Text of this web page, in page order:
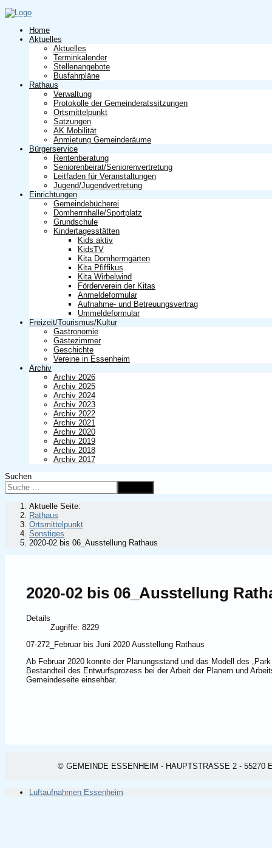
Home
Aktuelles
Aktuelles
Terminkalender
Stellenangebote
Busfahrpläne
Rathaus
Verwaltung
Protokolle der Gemeinderatssitzungen
Ortsmittelpunkt
Satzungen
AK Mobilität
Anmietung Gemeinderäume
Bürgerservice
Rentenberatung
Seniorenbeirat/Seniorenvertretung
Leitfaden für Veranstaltungen
Jugend/Jugendvertretung
Einrichtungen
Gemeindebücherei
Domherrnhalle/Sportplatz
Grundschule
Kindertagesstätten
Kids aktiv
KidsTV
Kita Domherrngärten
Kita Pfiffikus
Kita Wirbelwind
Förderverein der Kitas
Anmeldeformular
Aufnahme- und Betreuungsvertrag
Ummeldeformular
Freizeit/Tourismus/Kultur
Gastronomie
Gästezimmer
Geschichte
Vereine in Essenheim
Archiv
Archiv 2026
Archiv 2025
Archiv 2024
Archiv 2023
Archiv 2022
Archiv 2021
Archiv 2020
Archiv 2019
Archiv 2018
Archiv 2017
Suchen
Aktuelle Seite:
Rathaus
Ortsmittelpunkt
Sonstiges
2020-02 bis 06_Ausstellung Rathaus
2020-02 bis 06_Ausstellung
Details
Zugriffe: 8229
07-272_Februar bis Juni 2020 Ausstellung Rathaus
Ab Februar 2020 konnte der Planungsstand und das Modell des
Bestandteil des Entwurfsprozess bei der Arbeit der Planern und
Gemeindeseite einsehbar.
© GEMEINDE ESSENHEIM - HAUPTSTRASSE 2 - 55270
Luftaufnahmen Essenheim